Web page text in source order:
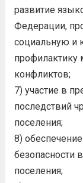
развитие
Федерации,
социальную и
конфликтов;
7) участие в
последствий
поселения;
8)
безопасности
поселения;